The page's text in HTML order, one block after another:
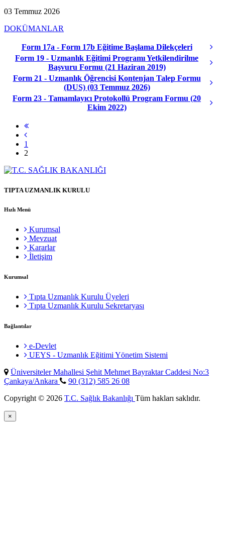
03 Temmuz 2026
DOKÜMANLAR
Form 17a - Form 17b Eğitime Başlama Dilekçeleri
Form 19 - Uzmanlık Eğitimi Programı Yetkilendirilme
Başvuru Formu (21 Haziran 2019)
Form 21 - Uzmanlık Öğrencisi Kontenjan Talep Formu
(DUS) (03 Temmuz 2026)
Form 23 - Tamamlayıcı Protokollü Program Formu (20
Ekim 2022)
1
2
TIPTA UZMANLIK KURULU
Hızlı Menü
Kurumsal
Mevzuat
Kararlar
İletişim
Kurumsal
Tıpta Uzmanlık Kurulu Üyeleri
Tıpta Uzmanlık Kurulu Sekretaryası
Bağlantılar
e-Devlet
UEYS - Uzmanlık Eğitimi Yönetim Sistemi
Üniversiteler Mahallesi Şehit Mehmet Bayraktar Caddesi No:3
Çankaya/Ankara
90 (312) 585 26 08
Copyright © 2026 T.C. Sağlık Bakanlığı Tüm hakları saklıdır.
×